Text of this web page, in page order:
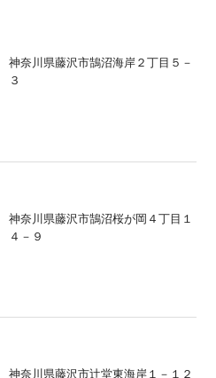
神奈川県藤沢市鵠沼海岸２丁目５－
３
神奈川県藤沢市鵠沼桜が岡４丁目１
４－９
神奈川県藤沢市辻堂東海岸１－１２